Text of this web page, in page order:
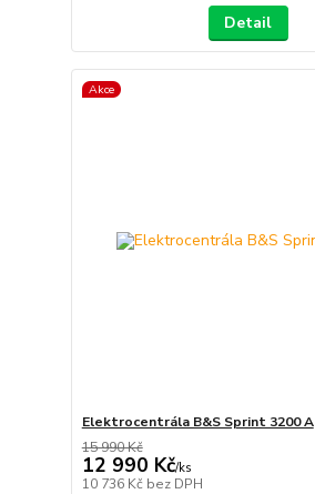
Detail
Akce
Elektrocentrála B&S Sprint 3200 A
15 990 Kč
12 990 Kč/ks
10 736 Kč bez DPH